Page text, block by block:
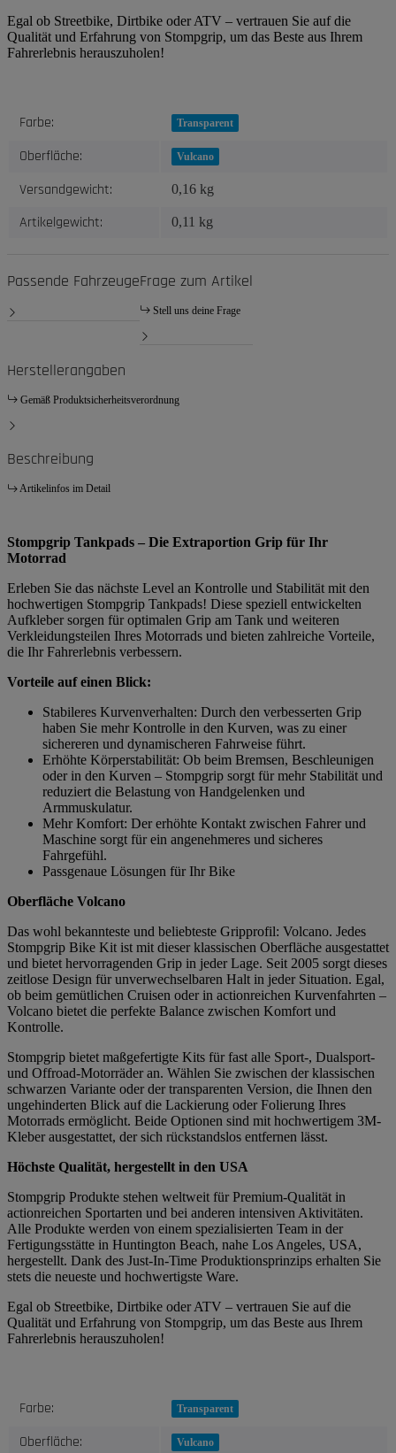
Egal ob Streetbike, Dirtbike oder ATV – vertrauen Sie auf die
Qualität und Erfahrung von Stompgrip, um das Beste aus Ihrem
Fahrerlebnis herauszuholen!
Produkteigenschaft
Wert
Farbe: Transparent
Oberfläche: Vulcano
Versandgewicht: 0,16 kg
Artikelgewicht: 0,11 kg
Passende FahrzeugeFrage zum Artikel
Stell uns deine Frage
Herstellerangaben
Gemäß Produktsicherheitsverordnung
Beschreibung
Artikelinfos im Detail
Stompgrip Tankpads – Die Extraportion Grip für Ihr
Motorrad
Erleben Sie das nächste Level an Kontrolle und Stabilität mit den
hochwertigen Stompgrip Tankpads! Diese speziell entwickelten
Aufkleber sorgen für optimalen Grip am Tank und weiteren
Verkleidungsteilen Ihres Motorrads und bieten zahlreiche Vorteile,
die Ihr Fahrerlebnis verbessern.
Vorteile auf einen Blick:
Stabileres Kurvenverhalten: Durch den verbesserten Grip
haben Sie mehr Kontrolle in den Kurven, was zu einer
sichereren und dynamischeren Fahrweise führt.
Erhöhte Körperstabilität: Ob beim Bremsen, Beschleunigen
oder in den Kurven – Stompgrip sorgt für mehr Stabilität und
reduziert die Belastung von Handgelenken und
Armmuskulatur.
Mehr Komfort: Der erhöhte Kontakt zwischen Fahrer und
Maschine sorgt für ein angenehmeres und sicheres
Fahrgefühl.
Passgenaue Lösungen für Ihr Bike
Oberfläche Volcano
Das wohl bekannteste und beliebteste Gripprofil: Volcano. Jedes
Stompgrip Bike Kit ist mit dieser klassischen Oberfläche ausgestattet
und bietet hervorragenden Grip in jeder Lage. Seit 2005 sorgt dieses
zeitlose Design für unverwechselbaren Halt in jeder Situation. Egal,
ob beim gemütlichen Cruisen oder in actionreichen Kurvenfahrten –
Volcano bietet die perfekte Balance zwischen Komfort und
Kontrolle.
Stompgrip bietet maßgefertigte Kits für fast alle Sport-, Dualsport-
und Offroad-Motorräder an. Wählen Sie zwischen der klassischen
schwarzen Variante oder der transparenten Version, die Ihnen den
ungehinderten Blick auf die Lackierung oder Folierung Ihres
Motorrads ermöglicht. Beide Optionen sind mit hochwertigem 3M-
Kleber ausgestattet, der sich rückstandslos entfernen lässt.
Höchste Qualität, hergestellt in den USA
Stompgrip Produkte stehen weltweit für Premium-Qualität in
actionreichen Sportarten und bei anderen intensiven Aktivitäten.
Alle Produkte werden von einem spezialisierten Team in der
Fertigungsstätte in Huntington Beach, nahe Los Angeles, USA,
hergestellt. Dank des Just-In-Time Produktionsprinzips erhalten Sie
stets die neueste und hochwertigste Ware.
Egal ob Streetbike, Dirtbike oder ATV – vertrauen Sie auf die
Qualität und Erfahrung von Stompgrip, um das Beste aus Ihrem
Fahrerlebnis herauszuholen!
Produkteigenschaft
Wert
Farbe: Transparent
Oberfläche: Vulcano